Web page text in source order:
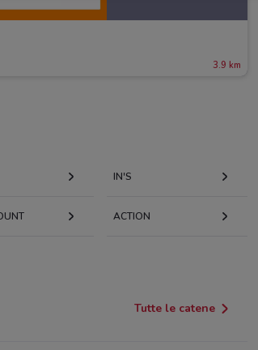
3.9 km
IN'S
ACTION
Tutte le catene